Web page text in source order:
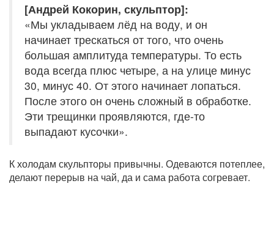
[Андрей Кокорин, скульптор]:
«Мы укладываем лёд на воду, и он
начинает трескаться от того, что очень
большая амплитуда температуры. То есть
вода всегда плюс четыре, а на улице минус
30, минус 40. От этого начинает лопаться.
После этого он очень сложный в обработке.
Эти трещинки проявляются, где-то
выпадают кусочки».
К холодам скульпторы привычны. Одеваются потеплее,
делают перерыв на чай, да и сама работа согревает.